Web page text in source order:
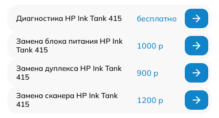
Диагностика HP Ink Tank 415 бесплатно
Замена блока питания HP Ink
Tank 415
1000 р
Замена дуплекса HP Ink Tank
415
900 р
Замена сканера HP Ink Tank
415
1200 р